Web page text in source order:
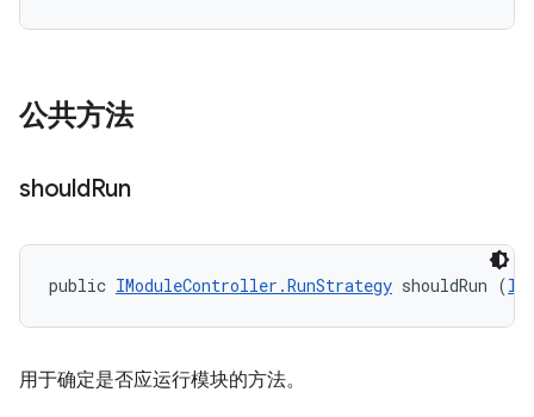
公共方法
shouldRun
public IModuleController.RunStrategy shouldRun (
用于确定是否应运行模块的方法。